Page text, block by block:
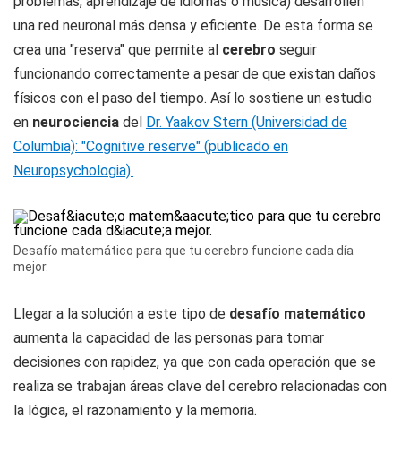
una red neuronal más densa y eficiente. De esta forma se
crea una "reserva" que permite al cerebro seguir
funcionando correctamente a pesar de que existan daños
físicos con el paso del tiempo. Así lo sostiene un estudio
en neurociencia del Dr. Yaakov Stern (Universidad de
Columbia): "Cognitive reserve" (publicado en
Neuropsychologia).
Desafío matemático para que tu cerebro funcione cada día
mejor.
Llegar a la solución a este tipo de desafío matemático
aumenta la capacidad de las personas para tomar
decisiones con rapidez, ya que con cada operación que se
realiza se trabajan áreas clave del cerebro relacionadas con
la lógica, el razonamiento y la memoria.